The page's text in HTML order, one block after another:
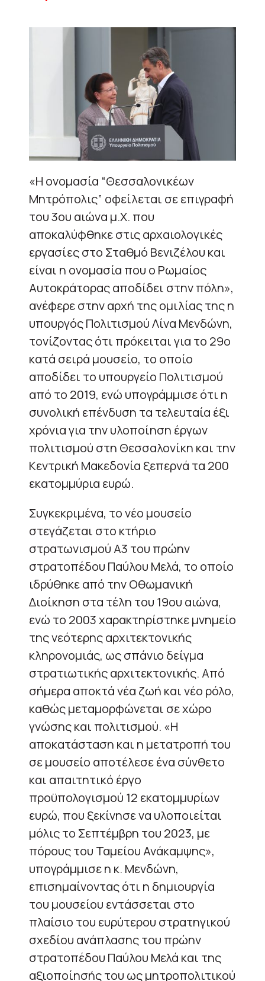
«Η ονομασία “Θεσσαλονικέων
Μητρόπολις” οφείλεται σε επιγραφή
του 3ου αιώνα μ.Χ. που
αποκαλύφθηκε στις αρχαιολογικές
εργασίες στο Σταθμό Βενιζέλου και
είναι η ονομασία που ο Ρωμαίος
Αυτοκράτορας αποδίδει στην πόλη»,
ανέφερε στην αρχή της ομιλίας της η
υπουργός Πολιτισμού Λίνα Μενδώνη,
τονίζοντας ότι πρόκειται για το 29ο
κατά σειρά μουσείο, το οποίο
αποδίδει το υπουργείο Πολιτισμού
από το 2019, ενώ υπογράμμισε ότι η
συνολική επένδυση τα τελευταία έξι
χρόνια για την υλοποίηση έργων
πολιτισμού στη Θεσσαλονίκη και την
Κεντρική Μακεδονία ξεπερνά τα 200
εκατομμύρια ευρώ.
Συγκεκριμένα, το νέο μουσείο
στεγάζεται στο κτήριο
στρατωνισμού Α3 του πρώην
στρατοπέδου Παύλου Μελά, το οποίο
ιδρύθηκε από την Οθωμανική
Διοίκηση στα τέλη του 19ου αιώνα,
ενώ το 2003 χαρακτηρίστηκε μνημείο
της νεότερης αρχιτεκτονικής
κληρονομιάς, ως σπάνιο δείγμα
στρατιωτικής αρχιτεκτονικής. Από
σήμερα αποκτά νέα ζωή και νέο ρόλο,
καθώς μεταμορφώνεται σε χώρο
γνώσης και πολιτισμού. «Η
αποκατάσταση και η μετατροπή του
σε μουσείο αποτέλεσε ένα σύνθετο
και απαιτητικό έργο
προϋπολογισμού 12 εκατομμυρίων
ευρώ, που ξεκίνησε να υλοποιείται
μόλις το Σεπτέμβρη του 2023, με
πόρους του Ταμείου Ανάκαμψης»,
υπογράμμισε η κ. Μενδώνη,
επισημαίνοντας ότι η δημιουργία
του μουσείου εντάσσεται στο
πλαίσιο του ευρύτερου στρατηγικού
σχεδίου ανάπλασης του πρώην
στρατοπέδου Παύλου Μελά και της
αξιοποίησής του ως μητροπολιτικού